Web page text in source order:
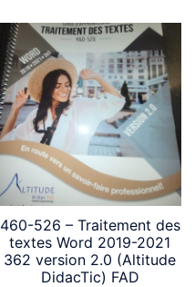
460-526 – Traitement des
textes Word 2019-2021
362 version 2.0 (Altitude
DidacTic) FAD